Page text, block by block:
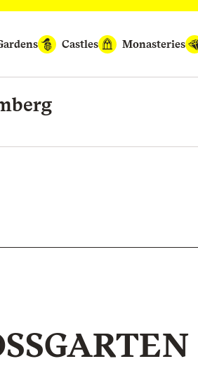
Castles Monasteries